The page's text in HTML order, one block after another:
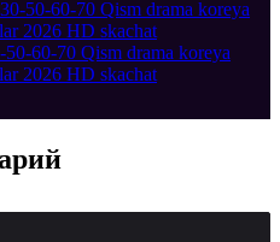
60-70 Qism drama koreya
2026 HD skachat